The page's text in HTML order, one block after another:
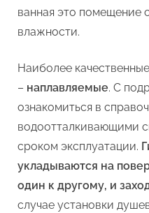
ванная это
влажности.
Наиболее
– наплавляемые. С
ознакомиться в
водоотталкивающими
сроком эксплуатации.
укладываются на
один к другому, и
случае установки